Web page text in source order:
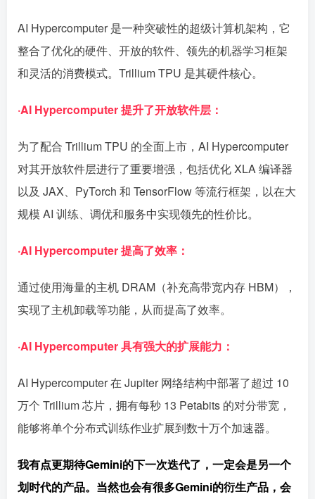
AI Hypercomputer 是一种突破性的超级计算机架构，它
整合了优化的硬件、开放的软件、领先的机器学习框架
和灵活的消费模式。Trillium TPU 是其硬件核心。
·AI Hypercomputer 提升了开放软件层：
为了配合 Trillium TPU 的全面上市，AI Hypercomputer
对其开放软件层进行了重要增强，包括优化 XLA 编译器
以及 JAX、PyTorch 和 TensorFlow 等流行框架，以在大
规模 AI 训练、调优和服务中实现领先的性价比。
·AI Hypercomputer 提高了效率：
通过使用海量的主机 DRAM（补充高带宽内存 HBM），
实现了主机卸载等功能，从而提高了效率。
·AI Hypercomputer 具有强大的扩展能力：
AI Hypercomputer 在 Jupiter 网络结构中部署了超过 10
万个 Trillium 芯片，拥有每秒 13 Petabits 的对分带宽，
能够将单个分布式训练作业扩展到数十万个加速器。
我有点更期待Gemini的下一次迭代了，一定会是另一个
划时代的产品。当然也会有很多Gemini的衍生产品，会